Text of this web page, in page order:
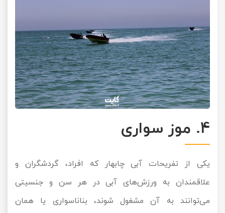
4. موز سواری
یکی از تفریحات آبی چابهار که افراد، گردشگران و
علاقمندان به ورزش‌های آبی در هر سن و جنسیتی
می‌توانند به آن مشغول شوند، بناناسواری یا همان